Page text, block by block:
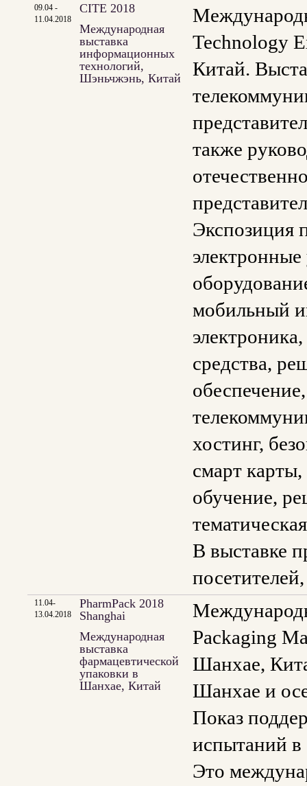
09.04 -
11.04.2018
CITE 2018
Международная
выставка
информационных
технологий,
Шэньчжэнь, Китай
Technology
Китай.
также
Экспозиция
мобильный
средства,
хостинг,
смарт
обучение,
В выставке
11.04-
13.04.2018
PharmPack 2018
Shanghai
Международная
выставка
фармацевтической
упаковки в
Шанхае, Китай
Packaging
Шанхае,
Шанхае и
Показ
испытаний
Это